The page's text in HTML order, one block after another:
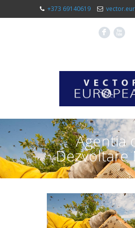
+373 69140619
F X
Agentia
Dezvoltare